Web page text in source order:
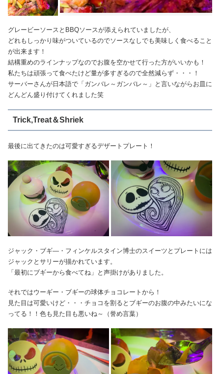
グレービーソースとBBQソースが添えられていましたが、
どれもしっかり味がついているのでソースなしでも美味しく食べること
が出来ます！
結構重めのラインナップなのでお腹を空かせて行った方がいいかも！
私たちは頑張って食べたけど量が多すぎるので全然減らず・・・！
サーバーさんが日本語で「ガンバレ～ガンバレ～」と言いながらお皿に
どんどん盛り付けてくれました笑
Trick,Treat＆Shriek
最後に出てきたのは可愛すぎるデザートプレート！
ジャック・ブギ―・フィンケルスタイン博士のスイーツとプレートには
ジャックとサリーが描かれています。
「最初にブギーから食べてね」と声掛けがありました。
それではウーギー・ブギーの球体チョコレートから！
見た目は可愛いけど・・・チョコを割るとブギーのお腹の中みたいにな
ってる！！色も見た目も悪いね～（誉め言葉）